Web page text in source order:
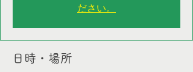
ださい。
日時・場所